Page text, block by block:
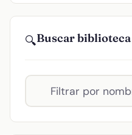
🔍Buscar biblioteca